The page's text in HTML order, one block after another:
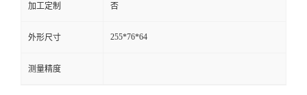
加工定制 否
外形尺寸 255*76*64
测量精度